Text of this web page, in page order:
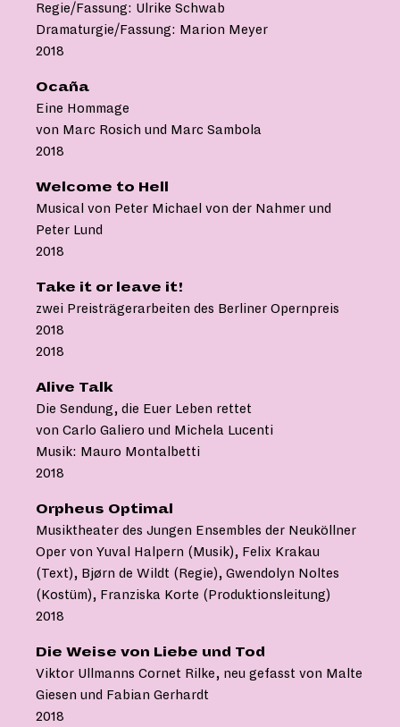
Regie/Fassung: Ulrike Schwab
Dramaturgie/Fassung: Marion Meyer
2018
Ocaña
Eine Hommage
von Marc Rosich und Marc Sambola
2018
Welcome to Hell
Musical von Peter Michael von der Nahmer und
Peter Lund
2018
Take it or leave it!
zwei Preisträgerarbeiten des Berliner Opernpreis
2018
2018
Alive Talk
Die Sendung, die Euer Leben rettet
von Carlo Galiero und Michela Lucenti
Musik: Mauro Montalbetti
2018
Orpheus Optimal
Musiktheater des Jungen Ensembles der Neuköllner
Oper von Yuval Halpern (Musik), Felix Krakau
(Text), Bjørn de Wildt (Regie), Gwendolyn Noltes
(Kostüm), Franziska Korte (Produktionsleitung)
2018
Die Weise von Liebe und Tod
Viktor Ullmanns Cornet Rilke, neu gefasst von Malte
Giesen und Fabian Gerhardt
2018